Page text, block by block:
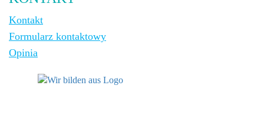
Kontakt
Formularz kontaktowy
Opinia